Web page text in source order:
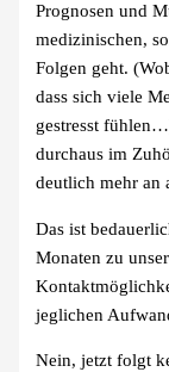
Prognosen und
medizinischen,
Folgen geht.
dass sich viele
gestresst
durchaus im
deutlich mehr an
Das ist
Monaten zu
jeglichen
Nein, jetzt folgt